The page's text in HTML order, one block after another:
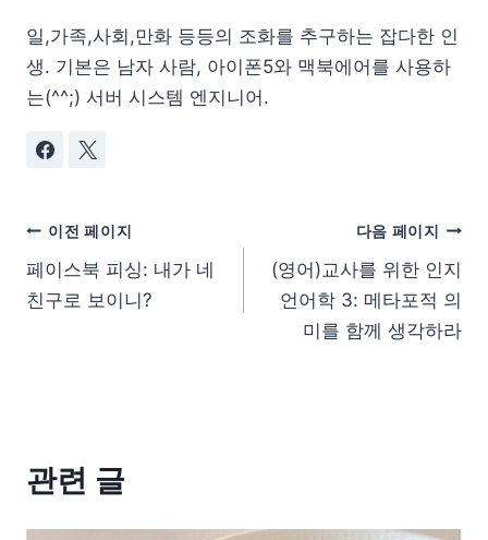
일,가족,사회,만화 등등의 조화를 추구하는 잡다한 인
생. 기본은 남자 사람, 아이폰5와 맥북에어를 사용하
는(^^;) 서버 시스템 엔지니어.
이전 페이지
페이스북 피싱: 내가 네
친구로 보이니?
다음 페이지
(영어)교사를 위한 인지
언어학 3: 메타포적 의
미를 함께 생각하라
관련 글